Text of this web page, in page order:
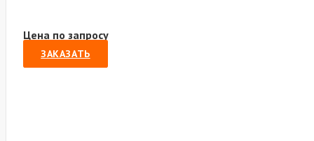
Цена по запросу
ЗАКАЗАТЬ